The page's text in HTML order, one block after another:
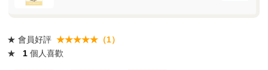
★ 會員好評 ★★★★★（1）
★
1 個人喜歡